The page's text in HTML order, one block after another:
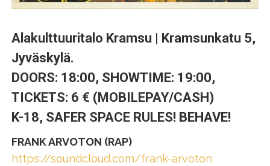
Alakulttuuritalo Kramsu | Kramsunkatu 5,
Jyväskylä.
DOORS: 18:00, SHOWTIME: 19:00,
TICKETS: 6 € (MOBILEPAY/CASH)
K-18, SAFER SPACE RULES! BEHAVE!
FRANK ARVOTON (RAP)
https://soundcloud.com/frank-arvoton